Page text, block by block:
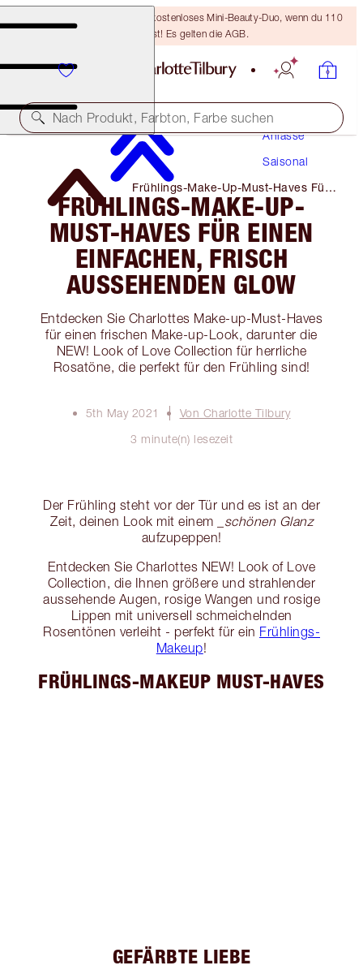
LETZTE CHANCE! Erhalte ein kostenloses Mini-Beauty-Duo, wenn du 110
€ ausgibst! Es gelten die AGB.
Nach Produkt, Farbton, Farbe suchen
Anlässe
Saisonal
Frühlings-Make-Up-Must-Haves Für
Einen Einfachen, Frisch
Aussehenden Glow
FRÜHLINGS-MAKE-UP-
MUST-HAVES FÜR EINEN
EINFACHEN, FRISCH
AUSSEHENDEN GLOW
Entdecken Sie Charlottes Make-up-Must-Haves
für einen frischen Make-up-Look, darunter die
NEW! Look of Love Collection für herrliche
Rosatöne, die perfekt für den Frühling sind!
5th May 2021
Von Charlotte Tilbury
3 minute(n) lesezeit
Der Frühling steht vor der Tür und es ist an der
Zeit, deinen Look mit einem _ schönen Glanz
aufzupeppen!
Entdecken Sie Charlottes NEW! Look of Love
Collection, die Ihnen größere und strahlender
aussehende Augen, rosige Wangen und rosige
Lippen mit universell schmeichelnden
Rosentönen verleiht - perfekt für ein Frühlings-
Makeup!
FRÜHLINGS-MAKEUP MUST-HAVES
GEFÄRBTE LIEBE